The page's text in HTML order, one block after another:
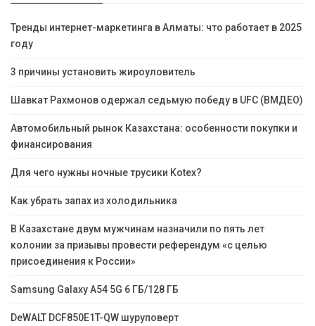
Тренды интернет-маркетинга в Алматы: что работает в 2025
году
3 причины установить жироуловитель
Шавкат Рахмонов одержал седьмую победу в UFC (ВМДЕО)
Автомобильный рынок Казахстана: особенности покупки и
финансирования
Для чего нужны ночные трусики Kotex?
Как убрать запах из холодильника
В Казахстане двум мужчинам назначили по пять лет
колонии за призывы провести референдум «с целью
присоединения к России»
Samsung Galaxy A54 5G 6 ГБ/128 ГБ
DeWALT DCF850E1T-QW шуруповерт